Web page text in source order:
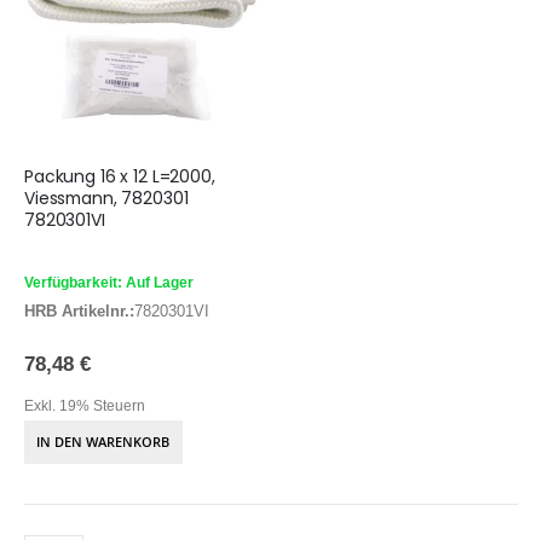
Packung 16 x 12 L=2000,
Viessmann, 7820301
7820301VI
Verfügbarkeit: Auf Lager
HRB Artikelnr.:7820301VI
78,48 €
Exkl. 19% Steuern
IN DEN WARENKORB